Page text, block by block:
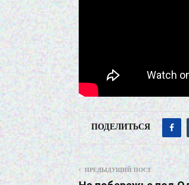
ПОДЕЛИТЬСЯ
ПРЕДЫДУЩИЙ ПОСТ